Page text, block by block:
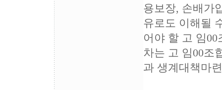
용보장, 손배가
유로도 이해될
어야 할 고 임
차는 고 임00조
과 생계대책마